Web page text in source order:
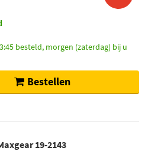
besteld, morgen (zaterdag) bij u
Bestellen
19-2143